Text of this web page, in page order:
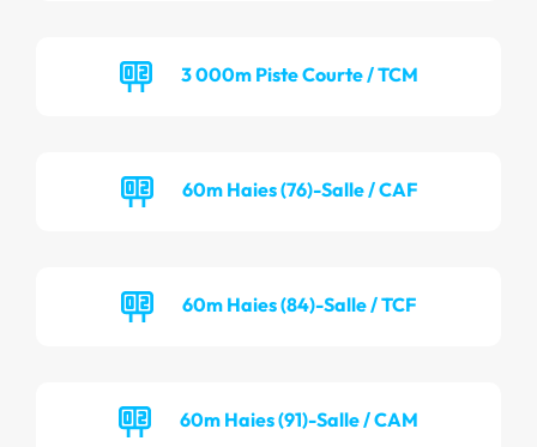
3 000m Piste Courte / TCM
60m Haies (76)-Salle / CAF
60m Haies (84)-Salle / TCF
60m Haies (91)-Salle / CAM